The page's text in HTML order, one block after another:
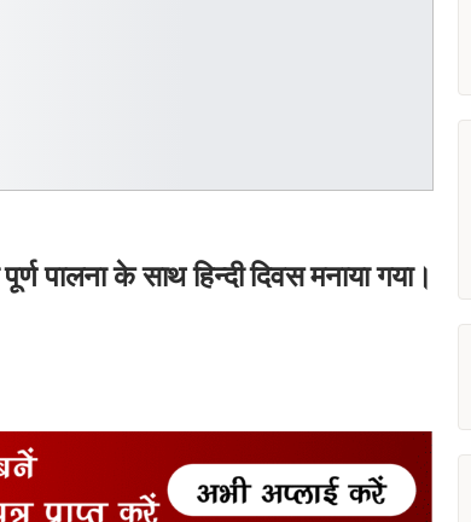
पालना के साथ हिन्दी दिवस मनाया गया।